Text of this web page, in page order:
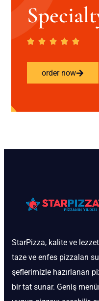
order now
StarPizza, kalite ve
taze ve enfes pizzaları
şeflerimizle hazırlanan
bir tat sunar. Geniş